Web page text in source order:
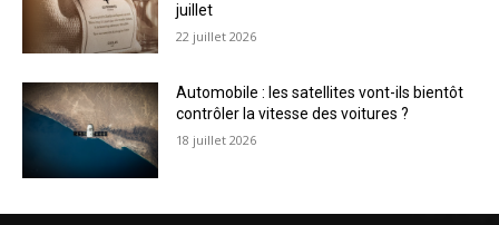
juillet
22 juillet 2026
Automobile : les satellites vont-ils bientôt
contrôler la vitesse des voitures ?
18 juillet 2026